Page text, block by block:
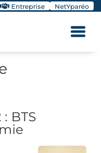
Entreprise NetYparéo
BTS